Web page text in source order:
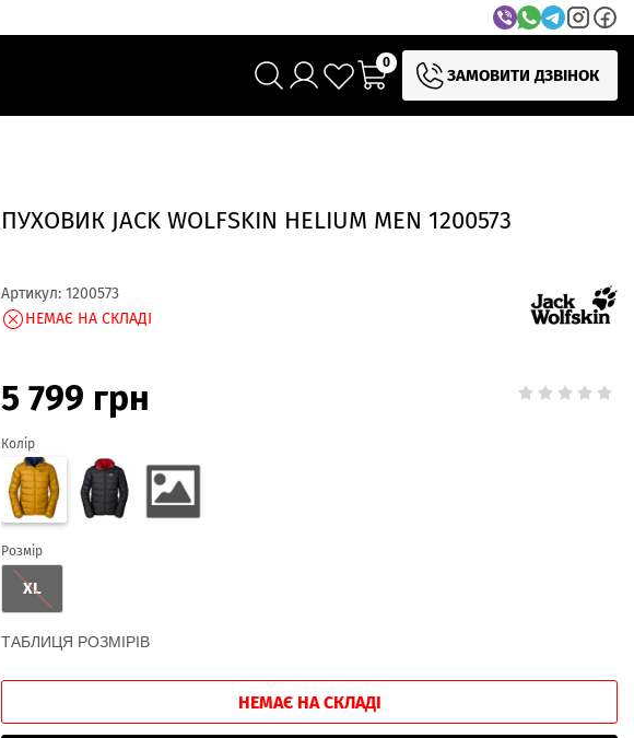
0
ЗАМОВИТИ ДЗВІНОК
ПУХОВИК JACK WOLFSKIN HELIUM MEN 1200573
Артикул: 1200573
НЕМАЄ НА СКЛАДІ
5 799 грн
Колір
Розмір
XL
ТАБЛИЦЯ РОЗМІРІВ
НЕМАЄ НА СКЛАДІ